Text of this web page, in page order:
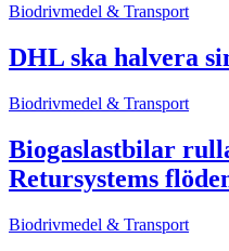
Biodrivmedel & Transport
DHL ska halvera
Biodrivmedel & Transport
Biogaslastbilar
Retursystems
Biodrivmedel & Transport